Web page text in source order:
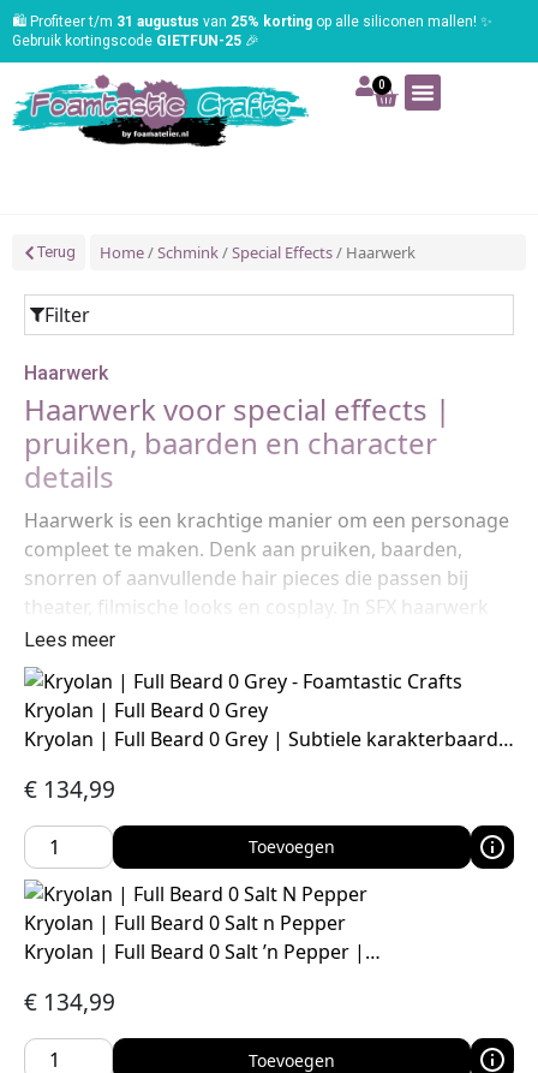
🛍️ Profiteer t/m 31 augustus van 25% korting op alle siliconen mallen! ✨
Gebruik kortingscode GIETFUN-25 🎉
0
Terug Home/Schmink/Special Effects/ Haarwerk
Filter
Haarwerk
Haarwerk voor special effects |
pruiken, baarden en character
details
Haarwerk is een krachtige manier om een personage
compleet te maken. Denk aan pruiken, baarden,
snorren of aanvullende hair pieces die passen bij
theater, filmische looks en cosplay. In SFX haarwerk
draait het om geloofwaardigheid én draagcomfort:
het moet er goed uitzien én prettig blijven, ook bij
langdurig dragen.
Lees meer
Kryolan | Full Beard 0 Grey
Kryolan | Full Beard 0 Grey | Subtiele karakterbaard…
€ 134,99
Toevoegen
Kryolan | Full Beard 0 Salt n Pepper
Kryolan | Full Beard 0 Salt ’n Pepper |…
€ 134,99
Toevoegen